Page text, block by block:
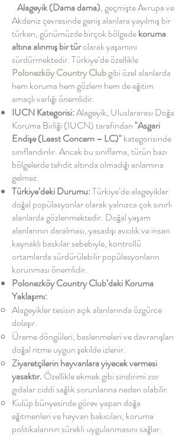
Alageyik(Dama dama), geçmişte Avrupa ve
Akdeniz çevresinde geniş alanlara yayılmış bir
türken, günümüzde birçok bölgedekoruma
altına alınmış bir türolarak yaşamını
sürdürmektedir. Türkiye’de özellikle
Polonezköy Country Clubgibi özel alanlarda
hem koruma hem gözlem hem de eğitim
amaçlı varlığı önemlidir.
IUCN Kategorisi:Alageyik, Uluslararası Doğa
Koruma Birliği (IUCN) tarafından "Asgari
Endişe (Least Concern – LC)"kategorisinde
sınıflandırılır. Ancak bu sınıflama, türün bazı
bölgelerde tehdit altında olmadığı anlamına
gelmez.
Türkiye’deki Durumu:Türkiye’de alageyikler
doğal popülasyonlar olarak yalnızca çok sınırlı
alanlarda gözlenmektedir. Doğal yaşam
alanlarının daralması, yasadışı avcılık ve insan
kaynaklı baskılar sebebiyle, kontrollü
ortamlarda sürdürülebilir popülasyonların
korunması önemlidir.
Polonezköy Country Club’daki Koruma
Yaklaşımı:
Alageyikler tesisin açık alanlarında özgürce
dolaşır.
Üreme döngüleri, beslenmeleri ve davranışları
doğal ritme uygun şekilde izlenir.
Ziyaretçilerin hayvanlara yiyecek vermesi
yasaktır. Özellikle ekmek gibi sindirimi zor
gıdalar ciddi sağlık sorunlarına neden olabilir.
Kulüp bünyesinde görev yapan doğa
eğitmenleri ve hayvan bakıcıları, koruma
politikalarının sürekli uygulanmasını sağlar.